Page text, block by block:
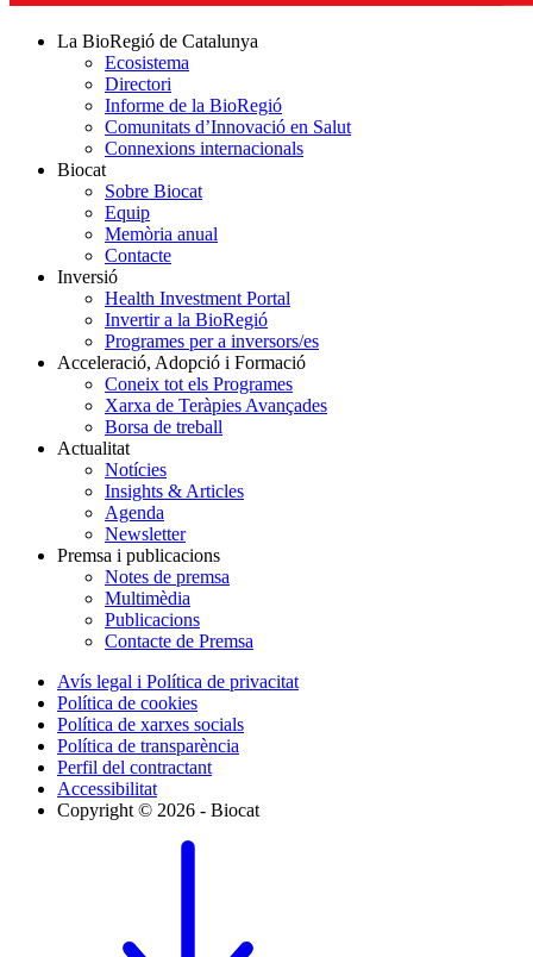
La BioRegió de Catalunya
Ecosistema
Directori
Informe de la BioRegió
Comunitats d’Innovació en Salut
Connexions internacionals
Biocat
Sobre Biocat
Equip
Memòria anual
Contacte
Inversió
Health Investment Portal
Invertir a la BioRegió
Programes per a inversors/es
Acceleració, Adopció i Formació
Coneix tot els Programes
Xarxa de Teràpies Avançades
Borsa de treball
Actualitat
Notícies
Insights & Articles
Agenda
Newsletter
Premsa i publicacions
Notes de premsa
Multimèdia
Publicacions
Contacte de Premsa
Avís legal i Política de privacitat
Política de cookies
Política de xarxes socials
Política de transparència
Perfil del contractant
Accessibilitat
Copyright © 2026 - Biocat